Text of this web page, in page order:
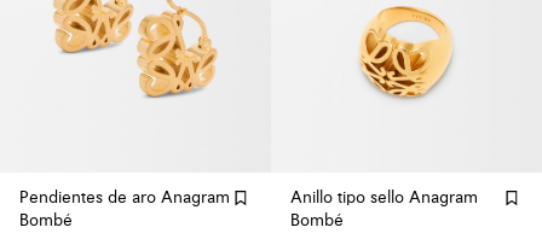
Pendientes de aro Anagram
Bombé
Anillo tipo sello Anagram
Bombé